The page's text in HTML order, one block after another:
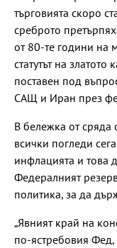
търговията скоро
среброто
от 80-те години на
статутът на
поставен под
САЩ и Иран през
В бележка от сряда
всички погледи
инфлацията и това
Федералният
политика, за да
„Явният край на
по-ястребовия Фед,